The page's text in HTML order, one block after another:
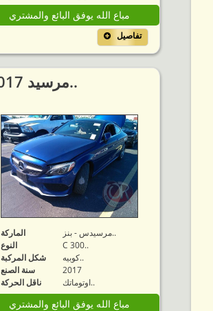
مباع الله يوفق البائع والمشتري
تفاصيل
2017 مرسيد..
الماركة
مرسيدس - بنز..
النوع
C 300..
شكل المركبة
كوبيه..
سنة الصنع
2017
ناقل الحركة
اوتوماتك..
مباع الله يوفق البائع والمشتري